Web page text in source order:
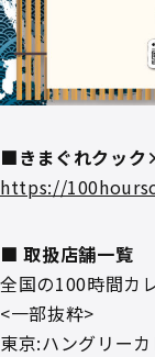
■きまぐれクック
https://
■ 取扱店舗一覧
全国の100時間カ
<一部抜粋>
東京:ハングリー